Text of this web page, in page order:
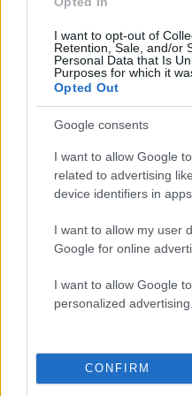
I want to opt-out of
Retention, Sale, and/or
Personal Data that Is
Purposes for which it
Opted Out
Google consents
I want to allow Google
related to advertising
device identifiers in apps.
I want to allow my user
Google for online
I want to allow Google
personalized advertising.
CONFIRM
Δείτε αυτή τη δημοσίευση
#Sia “Sisi” pagando la factura
#Walmart en #PalmSprings,